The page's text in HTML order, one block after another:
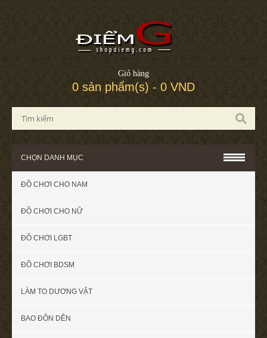
Giỏ hàng
0 sản phẩm(s) - 0 VND
CHỌN DANH MỤC
ĐỒ CHƠI CHO NAM
ĐỒ CHƠI CHO NỮ
ĐỒ CHƠI LGBT
ĐỒ CHƠI BDSM
LÀM TO DƯƠNG VẬT
BAO ĐÔN DÊN